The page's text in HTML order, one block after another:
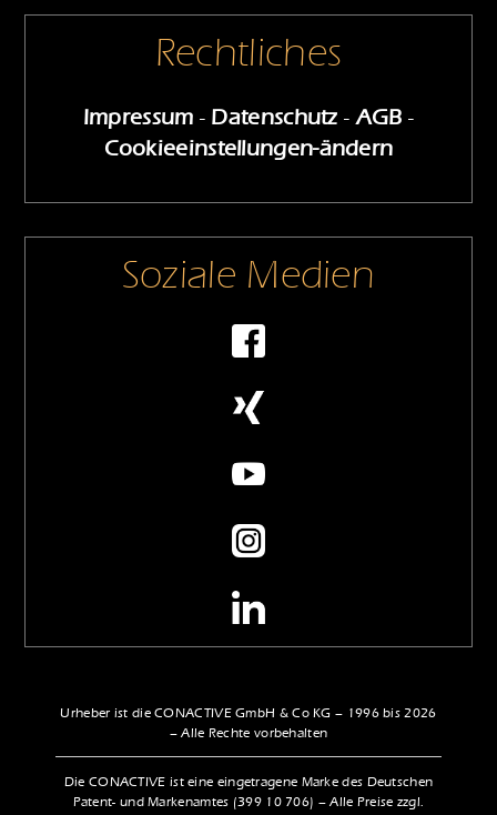
Rechtliches
Impressum - Datenschutz -AGB -
Cookieeinstellungen-ändern
Soziale Medien
Urheber ist die CONACTIVE GmbH & Co KG – 1996 bis 2026
– Alle Rechte vorbehalten
Die CONACTIVE ist eine eingetragene Marke des Deutschen
Patent- und Markenamtes (399 10 706) – Alle Preise zzgl.